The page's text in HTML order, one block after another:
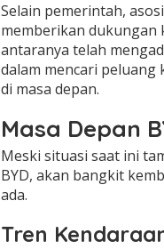
Selain pemerintah,
memberikan dukungan
antaranya telah
dalam mencari
di masa depan.
Masa Depan
Meski situasi saat ini
BYD, akan bangkit
ada.
Tren